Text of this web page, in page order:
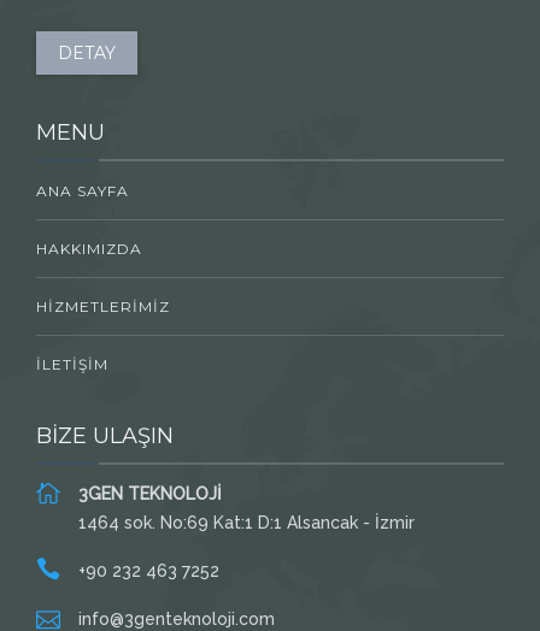
DETAY
MENU
ANA SAYFA
HAKKIMIZDA
HIZMETLERIMIZ
İLETIŞIM
BİZE ULAŞIN
3GEN TEKNOLOJİ
1464 sok. No:69 Kat:1 D:1 Alsancak - İzmir
+90 232 463 7252
info@3genteknoloji.com